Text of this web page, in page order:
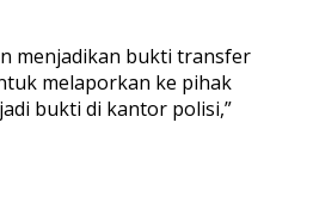
menjadikan bukti transfer
melaporkan ke pihak
bukti di kantor polisi,”